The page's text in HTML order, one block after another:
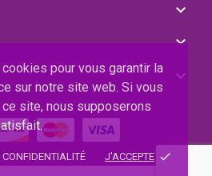
pour vous garantir la
sur notre site web. Si vous
site, nous supposerons
CONFIDENTIALITÉ J'ACCEPTE done


